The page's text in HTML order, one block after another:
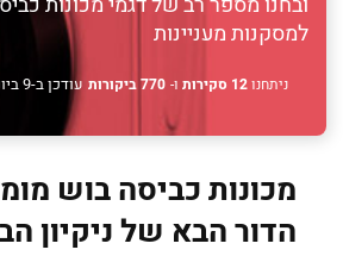
למסקנות מעניינות
ניתחנו12 סקירות ו- 770 ביקורות עודכן ב-9 ביוני, 2026
מכונות כביסה בוש
הדור הבא של ניקיון